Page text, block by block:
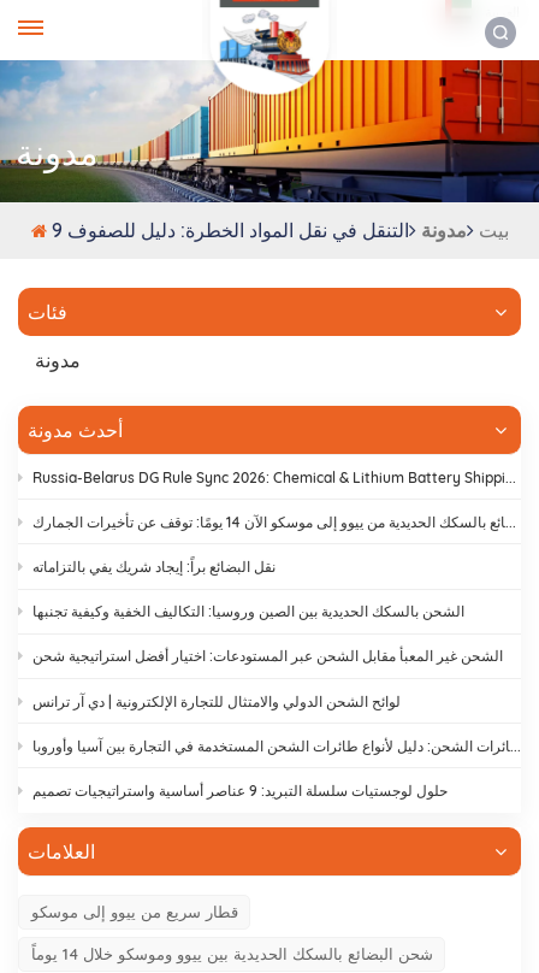
مدونة
بيت مدونة التنقل في نقل المواد الخطرة: دليل للصفوف 9
فئات
مدونة
أحدث مدونة
نقل البضائع براً: إيجاد شريك يفي بالتزاماته
الشحن بالسكك الحديدية بين الصين وروسيا: التكاليف الخفية وكيفية تجنبها
الشحن غير المعبأ مقابل الشحن عبر المستودعات: اختيار أفضل استراتيجية شحن
لوائح الشحن الدولي والامتثال للتجارة الإلكترونية | دي آر ترانس
حلول لوجستيات سلسلة التبريد: 9 عناصر أساسية واستراتيجيات تصميم
العلامات
قطار سريع من ييوو إلى موسكو
شحن البضائع بالسكك الحديدية بين ييوو وموسكو خلال 14 يوماً